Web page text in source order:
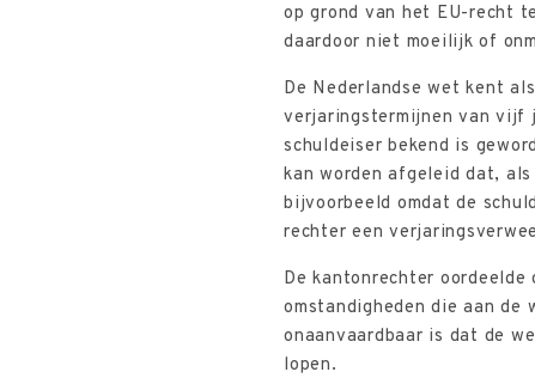
op grond van het EU-recht
daardoor niet moeilijk of
De Nederlandse wet kent
verjaringstermijnen van vijf
schuldeiser bekend is
kan worden afgeleid dat,
bijvoorbeeld omdat de
rechter een
De kantonrechter
omstandigheden die aan
onaanvaardbaar is dat de
lopen.